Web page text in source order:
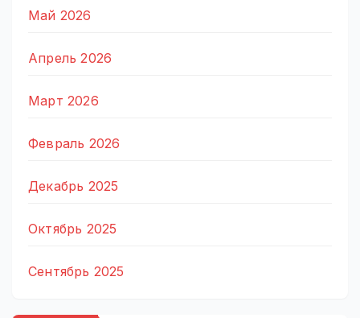
Май 2026
Апрель 2026
Март 2026
Февраль 2026
Декабрь 2025
Октябрь 2025
Сентябрь 2025